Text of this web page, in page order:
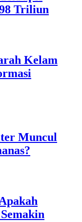
Triliun
Kelam
Muncul